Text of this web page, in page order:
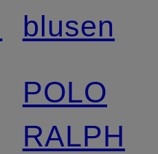
blusen
POLO
RALPH